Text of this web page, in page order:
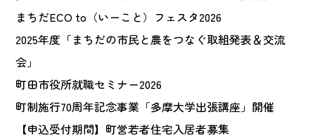
まちだECO to（いーこと）フェスタ2026
2025年度「まちだの市民と農をつなぐ取組発表＆交流
会」
町田市役所就職セミナー2026
町制施行70周年記念事業「多摩大学出張講座」開催
【申込受付期間】町営若者住宅入居者募集